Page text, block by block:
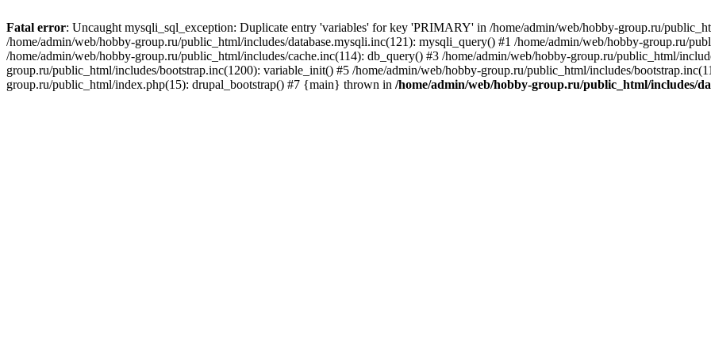
Fatal error: Uncaught mysqli_sql_exception: Duplicate entry 'variables' for key 'PRIMARY' in /home/admin/web/hobby-group.ru/
/home/admin/web/hobby-group.ru/public_html/includes/database.mysqli.inc(121): mysqli_query() #1 /home/admin/web/hobby-group.ru/
/home/admin/web/hobby-group.ru/public_html/includes/cache.inc(114): db_query() #3 /home/admin/web/hobby-group.ru/public_html/
group.ru/public_html/includes/bootstrap.inc(1200): variable_init() #5 /home/admin/web/hobby-group.ru/public_html/includes/
group.ru/public_html/index.php(15): drupal_bootstrap() #7 {main} thrown in /home/admin/web/hobby-group.ru/public_html/includes/